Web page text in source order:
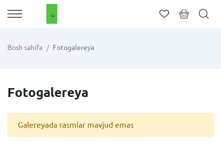
Bosh sahifa Fotogalereya
Fotogalereya
Galereyada rasmlar mavjud emas